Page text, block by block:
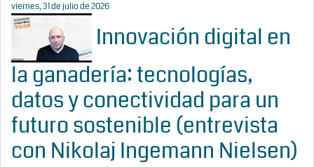
viernes, 31 de julio de 2026
Innovación digital en
la ganadería: tecnologías,
datos y conectividad para un
futuro sostenible (entrevista
con Nikolaj Ingemann Nielsen)